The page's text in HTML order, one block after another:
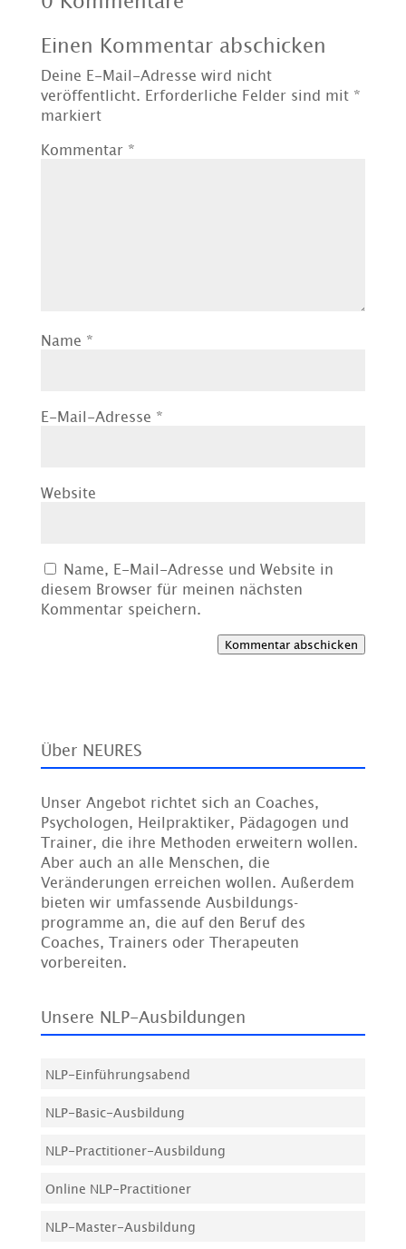
Einen Kommentar abschicken
Deine E-Mail-Adresse wird nicht
veröffentlicht. Erforderliche Felder sind mit *
markiert
Kommentar *
Name *
E-Mail-Adresse *
Website
Name, E-Mail-Adresse und Website in
diesem Browser für meinen nächsten
Kommentar speichern.
Kommentar abschicken
Über NEURES
Unser Angebot richtet sich an Coaches,
Psychologen, Heilpraktiker, Pädagogen und
Trainer, die ihre Methoden erweitern wollen.
Aber auch an alle Menschen, die
Veränderungen erreichen wollen. Außerdem
bieten wir umfassende Ausbildungs­
programme an, die auf den Beruf des
Coaches, Trainers oder Therapeuten
vorbereiten.
Unsere NLP-Ausbildungen
NLP-Einführungsabend
NLP-Basic-Ausbildung
NLP-Practitioner-Ausbildung
Online NLP-Practitioner
NLP-Master-Ausbildung